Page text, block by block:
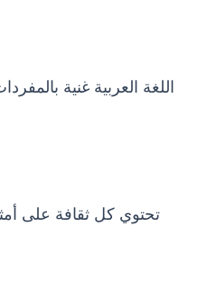
اللغة العربية غنية
تحتوي كل ثقافة على